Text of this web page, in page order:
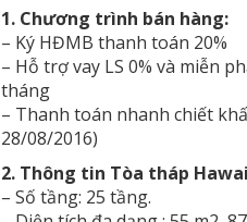
1. Chương trình bán hàng:
– Ký HĐMB thanh toán 20%
– Hỗ trợ vay LS 0% và miễn
tháng
– Thanh toán nhanh chiết
28/08/2016)
2. Thông tin Tòa tháp
– Số tầng: 25 tầng.